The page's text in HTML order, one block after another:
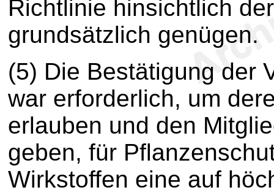
Richtlinie hinsichtlich
grundsätzlich genügen.
(5) Die Bestätigung der
war erforderlich, um
erlauben und den
geben, für
Wirkstoffen eine auf